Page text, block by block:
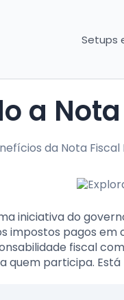
Setups
a
da Nota
iniciativa do
impostos pagos em
fiscal
quem participa.